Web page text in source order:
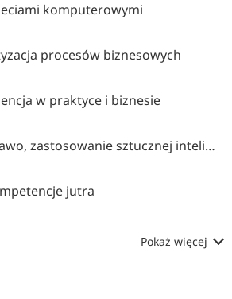
komputerowymi
procesów biznesowych
w praktyce i biznesie
Ai - technologia, prawo, zastosowanie sztucznej inteligencji
jutra
Pokaż więcej